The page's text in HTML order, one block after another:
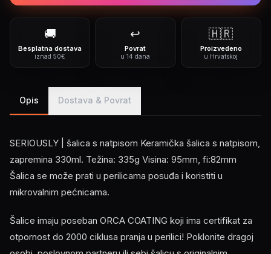
🚚
Besplatna dostava
iznad 50€
↩️
Povrat
u 14 dana
🇭🇷
Proizvedeno
u Hrvatskoj
Opis Dostava & Povrat
SERIOUSLY | šalica s natpisom Keramička šalica s natpisom,
zapremina 330ml. Težina: 335g Visina: 95mm, fi:82mm
Šalica se može prati u perilicama posuđa i koristiti u
mikrovalnim pećnicama.
Šalice imaju poseban ORCA COATING koji ima certifikat za
otpornost do 2000 ciklusa pranja u perilici! Poklonite dragoj